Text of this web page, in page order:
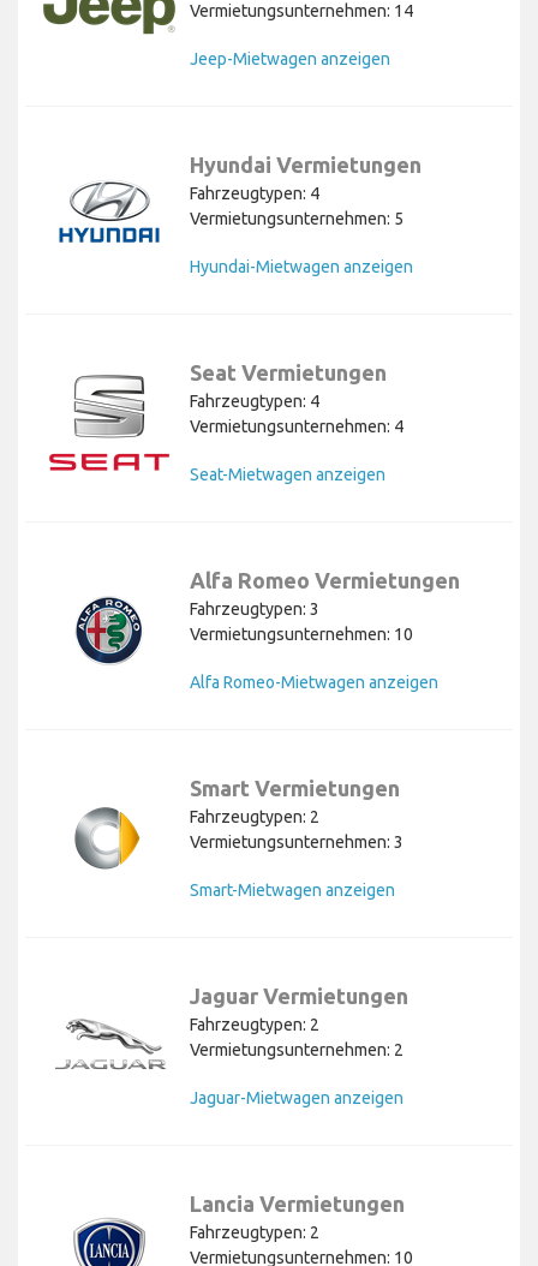
Vermietungsunternehmen: 14
Jeep-Mietwagen anzeigen
Hyundai Vermietungen
Fahrzeugtypen: 4
Vermietungsunternehmen: 5
Hyundai-Mietwagen anzeigen
Seat Vermietungen
Fahrzeugtypen: 4
Vermietungsunternehmen: 4
Seat-Mietwagen anzeigen
Alfa Romeo Vermietungen
Fahrzeugtypen: 3
Vermietungsunternehmen: 10
Alfa Romeo-Mietwagen anzeigen
Smart Vermietungen
Fahrzeugtypen: 2
Vermietungsunternehmen: 3
Smart-Mietwagen anzeigen
Jaguar Vermietungen
Fahrzeugtypen: 2
Vermietungsunternehmen: 2
Jaguar-Mietwagen anzeigen
Lancia Vermietungen
Fahrzeugtypen: 2
Vermietungsunternehmen: 10